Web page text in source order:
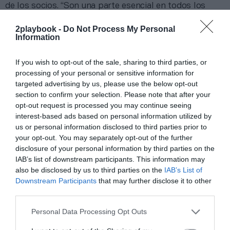
2playbook - Do Not Process My Personal
Information
If you wish to opt-out of the sale, sharing to third parties, or
processing of your personal or sensitive information for
targeted advertising by us, please use the below opt-out
section to confirm your selection. Please note that after your
opt-out request is processed you may continue seeing
interest-based ads based on personal information utilized by
us or personal information disclosed to third parties prior to
your opt-out. You may separately opt-out of the further
disclosure of your personal information by third parties on the
IAB’s list of downstream participants. This information may
also be disclosed by us to third parties on the IAB’s List of
Downstream Participants that may further disclose it to other
Personal Data Processing Opt Outs
de los socios. “Son una parte esencial en todos los
Para ello, el centro ha llevado a cabo varias reuniones y
focus groupcon los abonados
para que “fueran parte
propuestas trasladadas.
En palabras del director de BAKH, “el objetivo es
dar el mejor servicio y más puntero a nuestros socios,
con confort y vanguardia, y que perciban resultados a
nivel físico y mental sintiendo que elocio y el ejercicio
de vanguardia y las principales ferias del sector.